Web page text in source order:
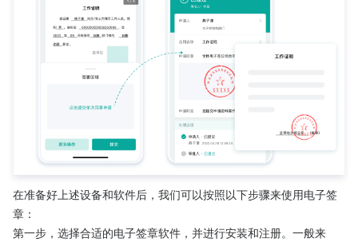
在准备好上述设备和软件后，我们可以按照以下步骤来使用电子签
章：
第一步，选择合适的电子签章软件，并进行安装和注册。一般来